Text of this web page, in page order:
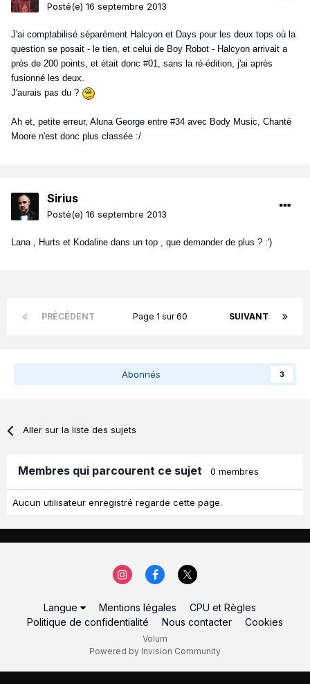
Posté(e) 16 septembre 2013
J'ai comptabilisé séparément Halcyon et Days pour les deux tops où la
question se posait - le tien, et celui de Boy Robot - Halcyon arrivait a
près de 200 points, et était donc #01, sans la ré-édition, j'ai après
fusionné les deux.
J'aurais pas du ?
Ah et, petite erreur, Aluna George entre #34 avec Body Music, Chanté
Moore n'est donc plus classée :/
Sirius
Posté(e) 16 septembre 2013
Lana , Hurts et Kodaline dans un top , que demander de plus ? :')
PRÉCÉDENT SUIVANT
Page 1 sur 60
Abonnés 3
Aller sur la liste des sujets
Membres qui parcourent ce sujet 0 membres
Aucun utilisateur enregistré regarde cette page.
Langue Mentions légales
CPU et Règles
Politique de confidentialité
Nous contacter Cookies
Volum
Powered by Invision Community